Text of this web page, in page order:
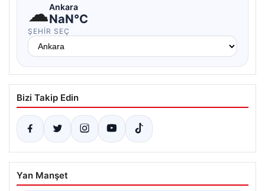
☁Ankara
NaN°C
ŞEHIR SEÇ
Bizi Takip Edin
Yan Manşet